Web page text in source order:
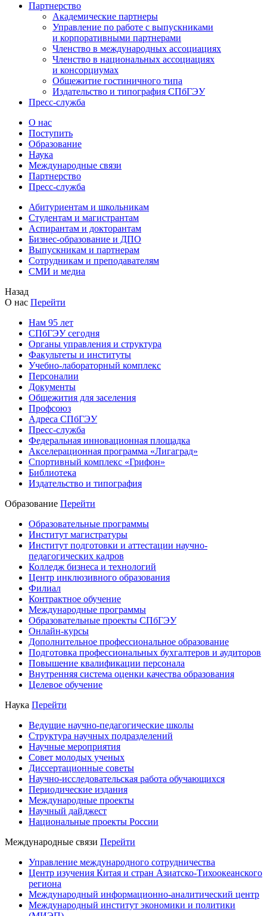
Партнерство
Академические партнеры
Управление по работе с выпускниками
и корпоративными партнерами
Членство в международных ассоциациях
Членство в национальных ассоциациях
и консорциумах
Общежитие гостиничного типа
Издательство и типография СПбГЭУ
Пресс-служба
О нас
Поступить
Образование
Наука
Международные связи
Партнерство
Пресс-служба
Абитуриентам и школьникам
Студентам и магистрантам
Аспирантам и докторантам
Бизнес-образование и ДПО
Выпускникам и партнерам
Сотрудникам и преподавателям
СМИ и медиа
Назад
О нас Перейти
Нам 95 лет
СПбГЭУ сегодня
Органы управления и структура
Факультеты и институты
Учебно-лабораторный комплекс
Персоналии
Документы
Общежития для заселения
Профсоюз
Адреса СПбГЭУ
Пресс-служба
Федеральная инновационная площадка
Акселерационная программа «Лигаград»­­
Спортивный комплекс «Грифон»
Библиотека
Издательство и типография
Образование Перейти
Образовательные программы
Институт магистратуры
Институт подготовки и аттестации научно-
педагогических кадров
Колледж бизнеса и технологий
Центр инклюзивного образования
Филиал
Контрактное обучение
Международные программы
Образовательные проекты СПбГЭУ
Онлайн-курсы
Дополнительное профессиональное образование
Подготовка профессиональных бухгалтеров и аудиторов
Повышение квалификации персонала
Внутренняя система оценки качества образования
Целевое обучение
Наука Перейти
Ведущие научно-педагогические школы
Структура научных подразделений
Научные мероприятия
Совет молодых ученых
Диссертационные советы
Научно-исследовательская работа обучающихся
Периодические издания
Международные проекты
Научный дайджест
Национальные проекты России
Международные связи Перейти
Управление международного сотрудничества
Центр изучения Китая и стран Азиатско-Тихоокеанского
региона
Международный информационно-аналитический центр
Международный институт экономики и политики